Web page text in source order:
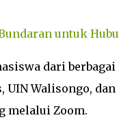
untuk
dari
UIN Walisongo,
melalui Zoom.